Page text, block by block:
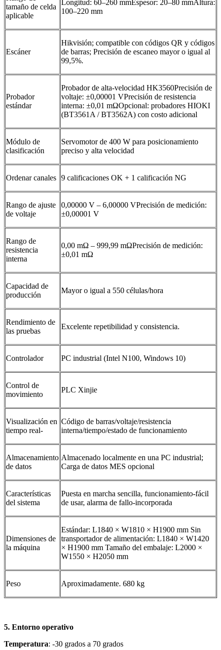
tamaño de celda
aplicable
Longitud: 60–260 mmEspesor: 20–80 mmAltura:
100–220 mm
Escáner
Hikvisión; compatible con códigos QR y códigos
de barras; Precisión de escaneo mayor o igual al
99,5%.
Probador
estándar
Probador de alta-velocidad HK3560Precisión de
voltaje: ±0,00001 VPrecisión de resistencia
interna: ±0,01 mΩOpcional: probadores HIOKI
(BT3561A / BT3562A) con costo adicional
Módulo de
clasificación
Servomotor de 400 W para posicionamiento
preciso y alta velocidad
Ordenar canales 9 calificaciones OK + 1 calificación NG
Rango de ajuste
de voltaje
0,00000 V – 6,00000 VPrecisión de medición:
±0,00001 V
Rango de
resistencia
interna
0,00 mΩ – 999,99 mΩPrecisión de medición:
±0,01 mΩ
Capacidad de
producción
Mayor o igual a 550 células/hora
Rendimiento de
las pruebas
Excelente repetibilidad y consistencia.
Controlador PC industrial (Intel N100, Windows 10)
Control de
movimiento
PLC Xinjie
Visualización en
tiempo real-
Código de barras/voltaje/resistencia
interna/tiempo/estado de funcionamiento
Almacenamiento
de datos
Almacenado localmente en una PC industrial;
Carga de datos MES opcional
Características
del sistema
Puesta en marcha sencilla, funcionamiento-fácil
de usar, alarma de fallo-incorporada
Dimensiones de
la máquina
Estándar: L1840 × W1810 × H1900 mm Sin
transportador de alimentación: L1840 × W1420
× H1900 mm Tamaño del embalaje: L2000 ×
W1550 × H2050 mm
Peso Aproximadamente. 680 kg
5. Entorno operativo
Temperatura: -30 grados a 70 grados